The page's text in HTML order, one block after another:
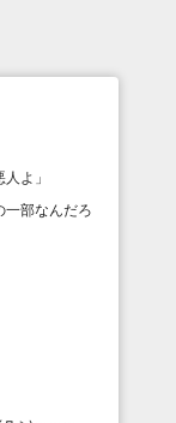
人よ 」
一部なんだろ